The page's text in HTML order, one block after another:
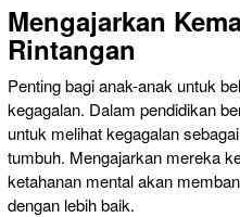
Mengajarkan
Rintangan
Penting bagi anak-anak untuk
kegagalan. Dalam pendidikan
untuk melihat kegagalan
tumbuh. Mengajarkan mereka
ketahanan mental akan
dengan lebih baik.